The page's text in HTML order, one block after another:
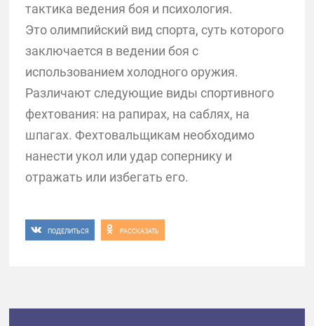
тактика ведения боя и психология.
Это олимпийский вид спорта, суть которого
заключается в ведении боя с
использованием холодного оружия.
Различают следующие виды спортивного
фехтования: на рапирах, на саблях, на
шпагах. Фехтовальщикам необходимо
нанести укол или удар сопернику и
отражать или избегать его.
ПОДЕЛИТЬСЯ РАССКАЗАТЬ